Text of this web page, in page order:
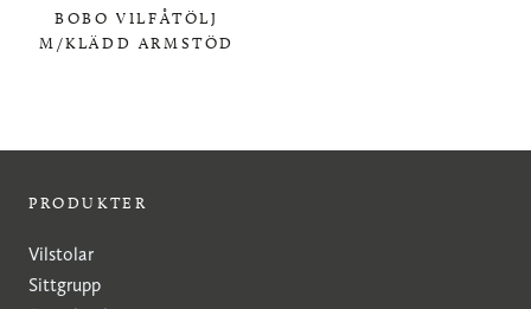
BOBO VILFÅTÖLJ
M/KLÄDD ARMSTÖD
PRODUKTER
Vilstolar
Sittgrupp